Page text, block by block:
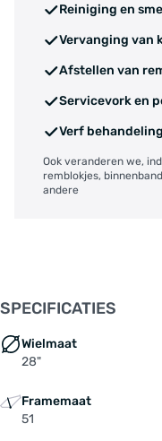
Reiniging en
Vervanging van
Afstellen van
Servicevork en
Verf behandeling
Ook veranderen we,
remblokjes,
andere
SPECIFICATIES
Wielmaat
28"
Framemaat
51